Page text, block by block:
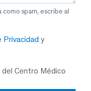
spam, escribe al
Privacidad y
Centro Médico